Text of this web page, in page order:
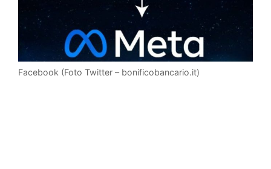
Facebook (Foto Twitter – bonificobancario.it)